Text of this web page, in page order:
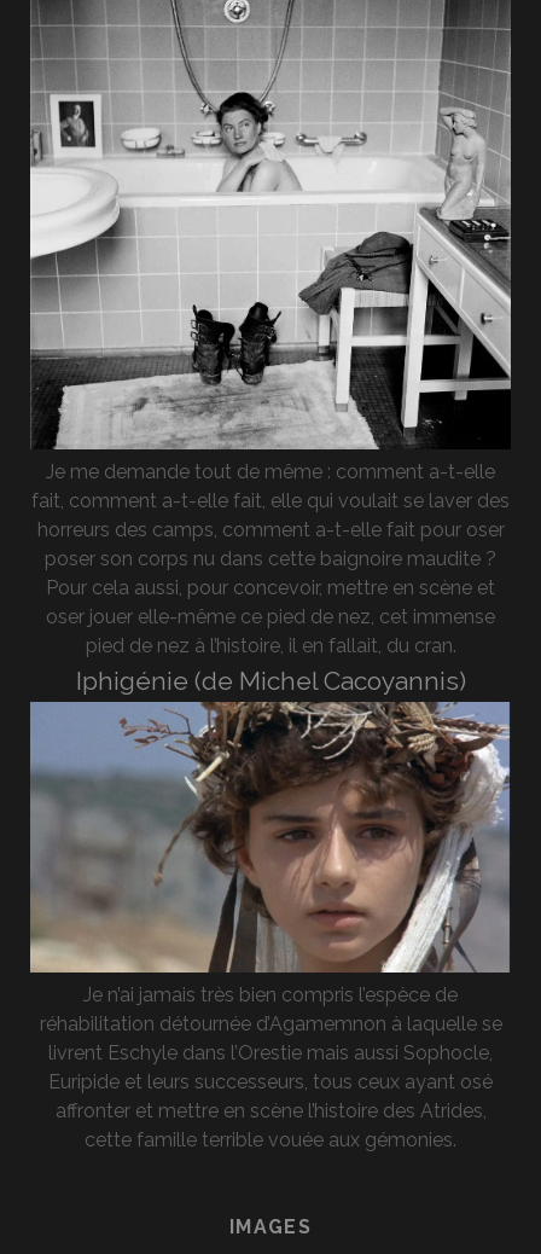
Je me demande tout de même : comment a-t-elle
fait, comment a-t-elle fait, elle qui voulait se laver des
horreurs des camps, comment a-t-elle fait pour oser
poser son corps nu dans cette baignoire maudite ?
Pour cela aussi, pour concevoir, mettre en scène et
oser jouer elle-même ce pied de nez, cet immense
pied de nez à l’histoire, il en fallait, du cran.
Iphigénie (de Michel Cacoyannis)
Je n’ai jamais très bien compris l’espèce de
réhabilitation détournée d’Agamemnon à laquelle se
livrent Eschyle dans l’Orestie mais aussi Sophocle,
Euripide et leurs successeurs, tous ceux ayant osé
affronter et mettre en scène l’histoire des Atrides,
cette famille terrible vouée aux gémonies.
IMAGES